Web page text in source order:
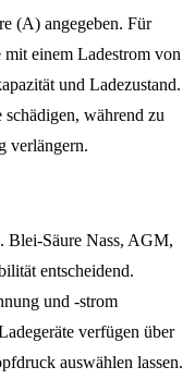
(A) angegeben. Für
einem Ladestrom von
und Ladezustand.
während zu
verlängern.
Blei-Säure Nass, AGM,
entscheidend.
und -strom
verfügen über
auswählen lassen.